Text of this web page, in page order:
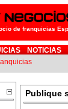
de franquicias
NOTICIAS
Publique